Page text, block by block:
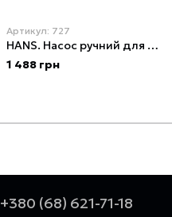
Артикул: 727
HANS. Насос ручний для перекачування оливи (727) (727)
1 488 грн
+380 (68) 621-71-18